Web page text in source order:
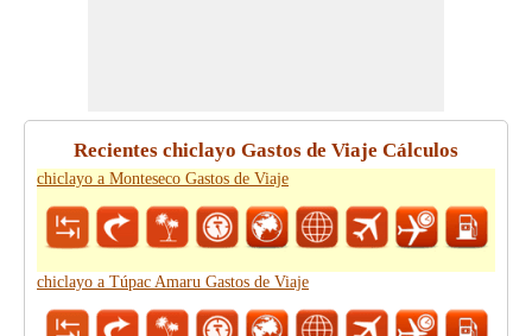
Recientes chiclayo Gastos de Viaje Cálculos
chiclayo a Monteseco Gastos de Viaje
chiclayo a Túpac Amaru Gastos de Viaje